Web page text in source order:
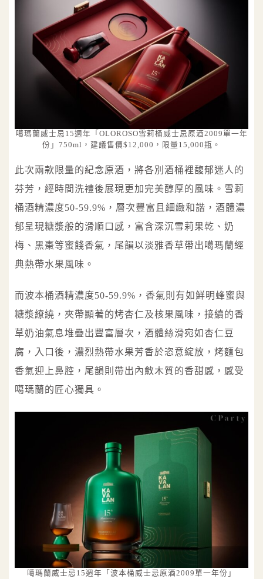
噶瑪蘭威士忌15週年「OLOROSO雪莉桶威士忌原酒2009單一年
份」750ml，建議售價$12,000，限量15,000瓶。
此次兩款限量的紀念原酒，將各別酒桶裡馥郁迷人的
芬芳，經時間洗禮後展現更加完美醇厚的風味。雪莉
桶酒精濃度50-59.9%，層次豐富且細緻和諧，酒體濃
郁呈現糖漿般的滑順口感，富含深沉雪莉果乾、奶
梅、黑棗等蜜餞香氣，尾韻以淡雅香草帶出噶瑪蘭經
典熱帶水果風味。
而波本桶酒精濃度50-59.9%，香氣則有如鮮明蜂蜜與
糖漿繚繞，夾帶顯著的烤杏仁及核果風味，接續的香
草奶油氣息堆疊出豐富層次，酒體絲滑宛如杏仁豆
腐，入口後，濃烈熱帶水果芳香於恣意綻放，烤麵包
香氣迎上鼻腔，尾韻則帶出內斂木質的香甜感，感受
噶瑪蘭的匠心獨具。
噶瑪蘭威士忌15週年「波本桶威士忌原酒2009單一年份」